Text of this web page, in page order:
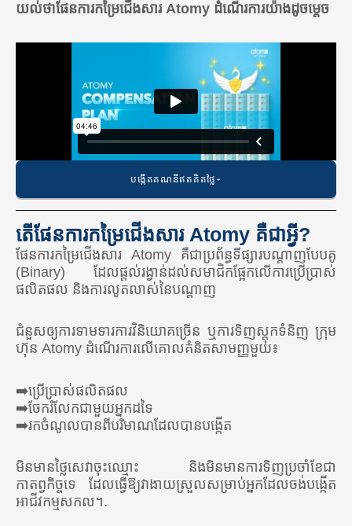
យល់ថាផែនការកម្រៃជើងសារ Atomy ដំណើរការយ៉ាងដូចម្តេច
បង្កើតគណនីឥតគិតថ្លៃ
អាមេរិក
🇺🇸 សហរដ្ឋអាមេរិក
🇲🇽 ម៉ិកស៊ិក
🇨🇴 ប្រទេសកូឡុំប៊ី
🇧🇷 ប្រេស៊ីល
🇪🇺 អាតូមី អឺរ៉ុប (ប្រទេសទាំងអស់នៅសហភាពអឺរ៉ុប)
🇬🇧 ចក្រភពអង់គ្លេស
តើផែនការកម្រៃជើងសារ Atomy គឺជាអ្វី?
ផែនការកម្រៃជើងសារ Atomy គឺជាប្រព័ន្ធទីផ្សារបណ្តាញបែបគូ
(Binary) ដែលផ្តល់រង្វាន់ដល់សមាជិកផ្អែកលើការប្រើប្រាស់
ផលិតផល និងការលូតលាស់នៃបណ្តាញ
ជំនួស​ឲ្យ​ការ​ទាមទារ​ការ​វិនិយោគ​ច្រើន ឬ​ការ​ទិញ​ស្តុក​ទំនិញ ក្រុម
ហ៊ុន Atomy ដំណើរការ​លើ​គោលគំនិត​សាមញ្ញ​មួយ៖
➡️ប្រើប្រាស់ផលិតផល
➡️ចែករំលែកជាមួយអ្នកដទៃ
➡️រកចំណូលបានពីបរិមាណដែលបានបង្កើត
មិនមានថ្លៃសេវាចុះឈ្មោះ និងមិនមានការទិញប្រចាំខែជា
កាតព្វកិច្ចទេ ដែលធ្វើឱ្យវាងាយស្រួលសម្រាប់អ្នកដែលចង់បង្កើត
អាជីវកម្មសកល។.